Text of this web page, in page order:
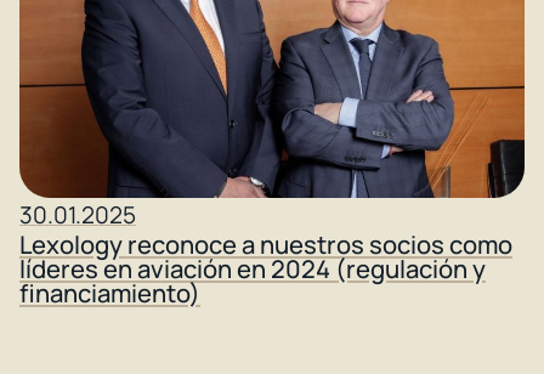
30.01.2025
Lexology reconoce a nuestros socios como
líderes en aviación en 2024 (regulación y
financiamiento)